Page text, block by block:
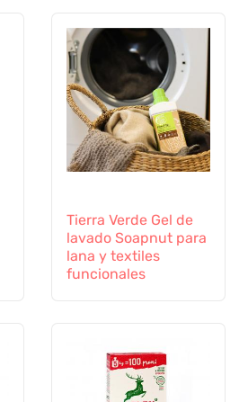
Tierra Verde Gel de
lavado Soapnut para
lana y textiles
funcionales